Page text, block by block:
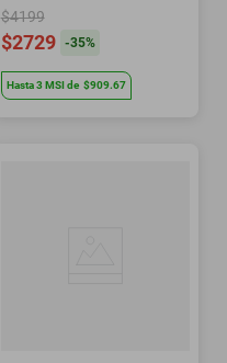
RB3548N 001/8O 54MM
LILA
$4199
$2729 -35%
Hasta3 MSIde $909.67